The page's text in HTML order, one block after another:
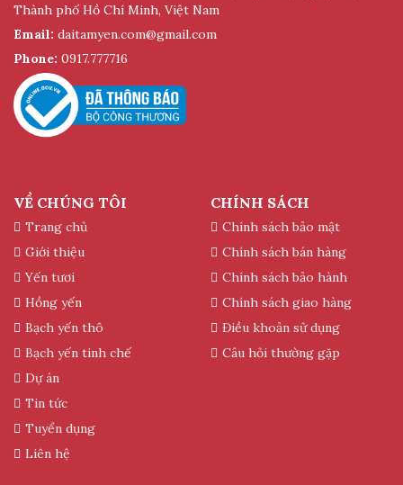
Thành phố Hồ Chí Minh, Việt Nam
Email: daitamyen.com@gmail.com
Phone: 0917.777716
VỀ CHÚNG TÔI
Trang chủ
Giới thiệu
Yến tươi
Hồng yến
Bạch yến thô
Bạch yến tinh chế
Dự án
Tin tức
Tuyển dụng
Liên hệ
CHÍNH SÁCH
Chính sách bảo mật
Chính sách bán hàng
Chính sách bảo hành
Chính sách giao hàng
Điều khoản sử dụng
Câu hỏi thường gặp